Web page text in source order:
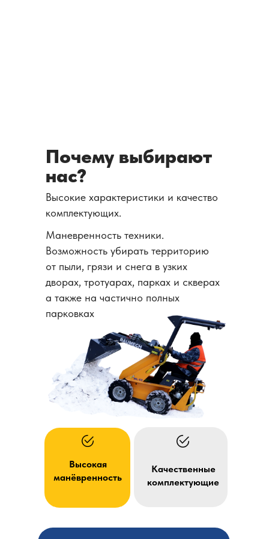
Почему выбирают
нас?
Высокие характеристики и качество
комплектующих.
Маневренность техники.
Возможность убирать территорию
от пыли, грязи и снега в узких
дворах, тротуарах, парках и скверах
а также на частично полных
парковках
Высокая
манёвренность
Качественные
комплектующие